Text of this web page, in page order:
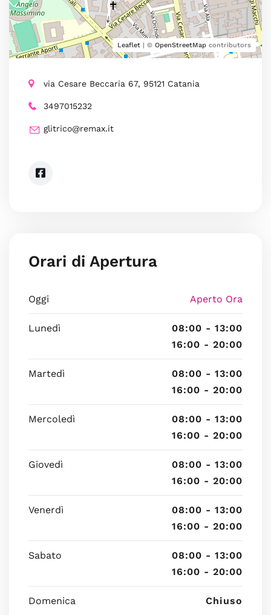
Leaflet | © OpenStreetMap contributors
via Cesare Beccaria 67, 95121 Catania
3497015232
glitrico@remax.it
Orari di Apertura
Oggi Aperto Ora
Lunedì
08:00 - 13:00
16:00 - 20:00
Martedì
08:00 - 13:00
16:00 - 20:00
Mercoledì
08:00 - 13:00
16:00 - 20:00
Giovedì
08:00 - 13:00
16:00 - 20:00
Venerdì
08:00 - 13:00
16:00 - 20:00
Sabato
08:00 - 13:00
16:00 - 20:00
Domenica Chiuso